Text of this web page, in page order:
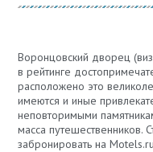
Воронцовский дворец
в рейтинге
расположено это
имеются и иные
неповторимыми
масса путешественников.
забронировать на